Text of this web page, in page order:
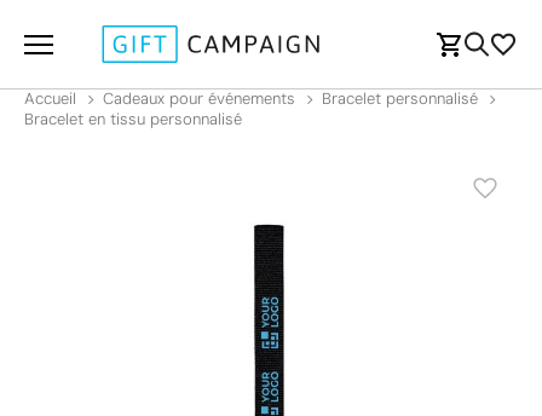
Accueil Cadeaux pour événements
Bracelet personnalisé
Bracelet en tissu personnalisé